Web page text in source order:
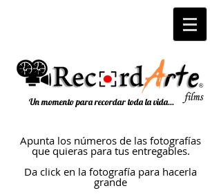
Un momento para recordar toda la vida...
Apunta los números de las fotografías
que quieras para tus entregables.
Da click en la fotografía para hacerla
grande